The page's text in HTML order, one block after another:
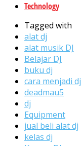
Technology
Tagged with
alat dj
alat musik DJ
Belajar DJ
buku dj
cara menjadi dj
deadmau5
dj
Equipment
jual beli alat dj
kelas dj